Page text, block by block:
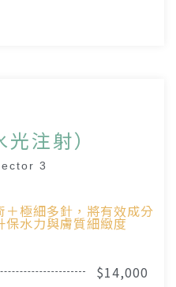
注射）
3
極細多針，將有效成分
水力與膚質細緻度
$14,000